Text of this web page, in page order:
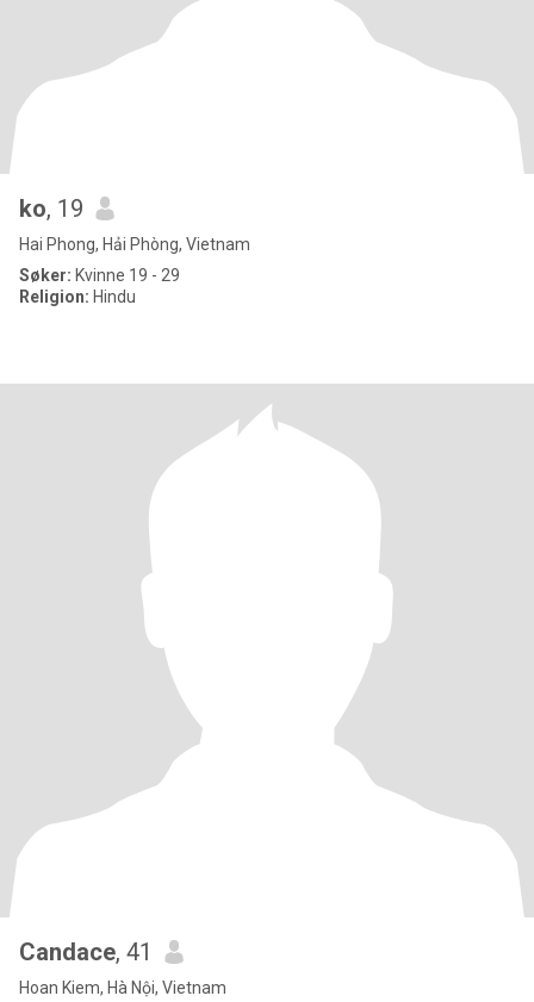
ko, 19
Hai Phong, Hải Phòng, Vietnam
Søker: Kvinne 19 - 29
Religion: Hindu
Candace, 41
Hoan Kiem, Hà Nội, Vietnam